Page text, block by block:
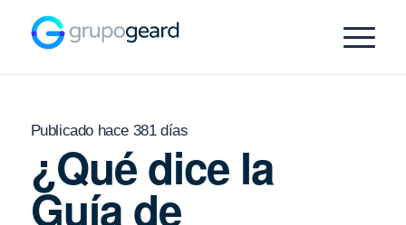
Publicado hace 381 días
¿Qué dice la
Guía de